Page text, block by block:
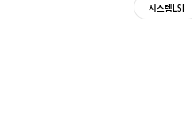
시스템LSI